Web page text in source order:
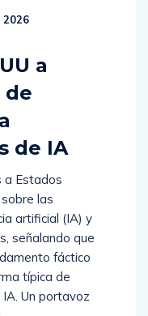
2026
a
de
de IA
a Estados
las
artificial (IA) y
señalando que
fáctico
típica de
Un portavoz